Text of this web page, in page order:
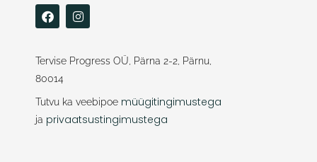
F
a
c
b
o
o
I
n
s
a
g
m
Tervise Progress OÜ, Pärna 2-2, Pärnu,
80014
Tutvu ka veebipoe müügitingimustega
ja privaatsustingimustega